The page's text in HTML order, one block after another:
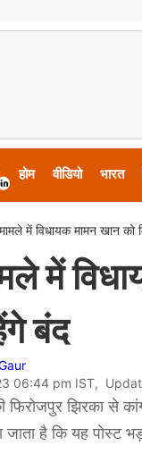
होम वीडियो भारत
में विधायक मामन खान
में
बंद
06:44 pm IST,
फिरोजपुर झिरका से
जाता है कि यह पोस्ट